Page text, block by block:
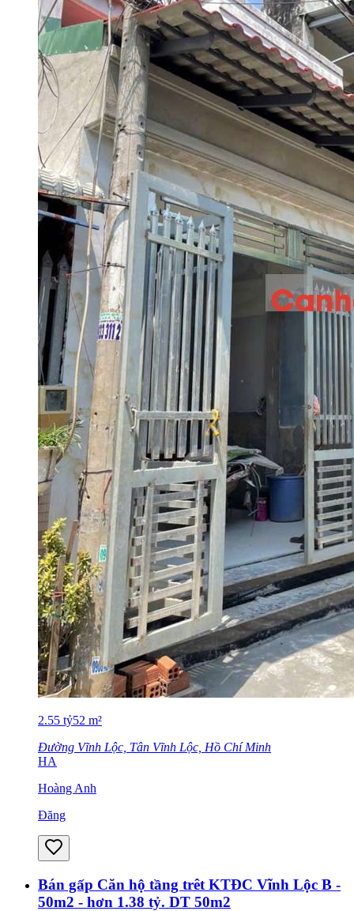
2.55 tỷ52 m²
Đường Vĩnh Lộc, Tân Vĩnh Lộc, Hồ Chí Minh
HA
Hoàng Anh
Đăng
Bán gấp Căn hộ tầng trêt KTĐC Vĩnh Lộc B -
50m2 - hơn 1.38 tỷ. DT 50m2